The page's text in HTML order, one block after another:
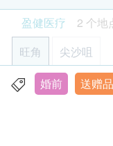
血液检查
血色素
白血球
血小板数目
红血球计数
胆固醇检查组合
HK$480.0
幽门螺旋菌吹气测
幽门螺旋菌可引
HK$800.0
- 请详阅以下「
意事项
客户亦可自
络。 (办公时
30分)
客户必须于预
以确认身份。
请注意: 由
盈健医疗
2 个地
旺角
尖沙咀
旺角-健柏医学造影
婚前 送赠品